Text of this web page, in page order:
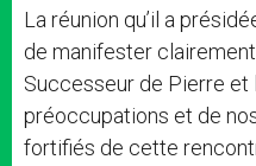
La réunion qu’il a
de manifester
Successeur de Pierre
préoccupations et de
fortifiés de cette